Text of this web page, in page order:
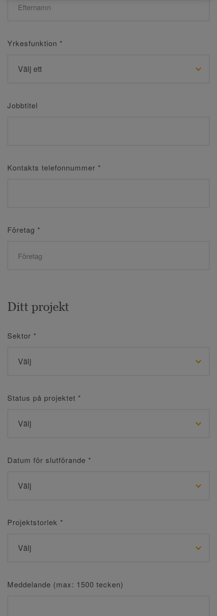
Yrkesfunktion *
Jobbtitel
Kontakts telefonnummer *
Företag *
Ditt projekt
Sektor *
Status på projektet *
Datum för slutförande *
Projektstorlek *
Meddelande (max: 1500 tecken)